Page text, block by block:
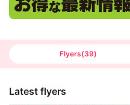
Flyers(39)
Latest flyers